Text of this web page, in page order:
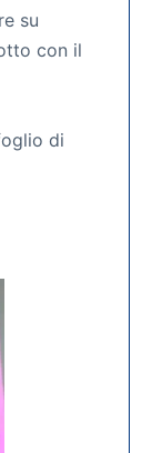
su
con il
di